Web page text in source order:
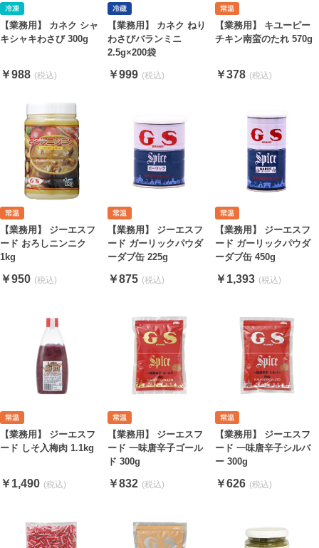
【業務用】 カネク シャ
キシャキわさび 300g
￥988
【業務用】 カネク ねり
わさびバランミニ
2.5g×200袋
￥999
【業務用】 キユーピー
チキン南蛮のたれ 570g
￥378
【業務用】 ジーエスフ
ード おろしニンニク
1kg
￥950
【業務用】 ジーエスフ
ード ガーリックパウダ
ーダブ缶 225g
￥875
【業務用】 ジーエスフ
ード ガーリックパウダ
ーダブ缶 450g
￥1,393
【業務用】 ジーエスフ
ード しそ入梅肉 1.1kg
￥1,490
【業務用】 ジーエスフ
ード 一味唐辛子ゴール
ド 300g
￥832
【業務用】 ジーエスフ
ード 一味唐辛子シルバ
ー 300g
￥626